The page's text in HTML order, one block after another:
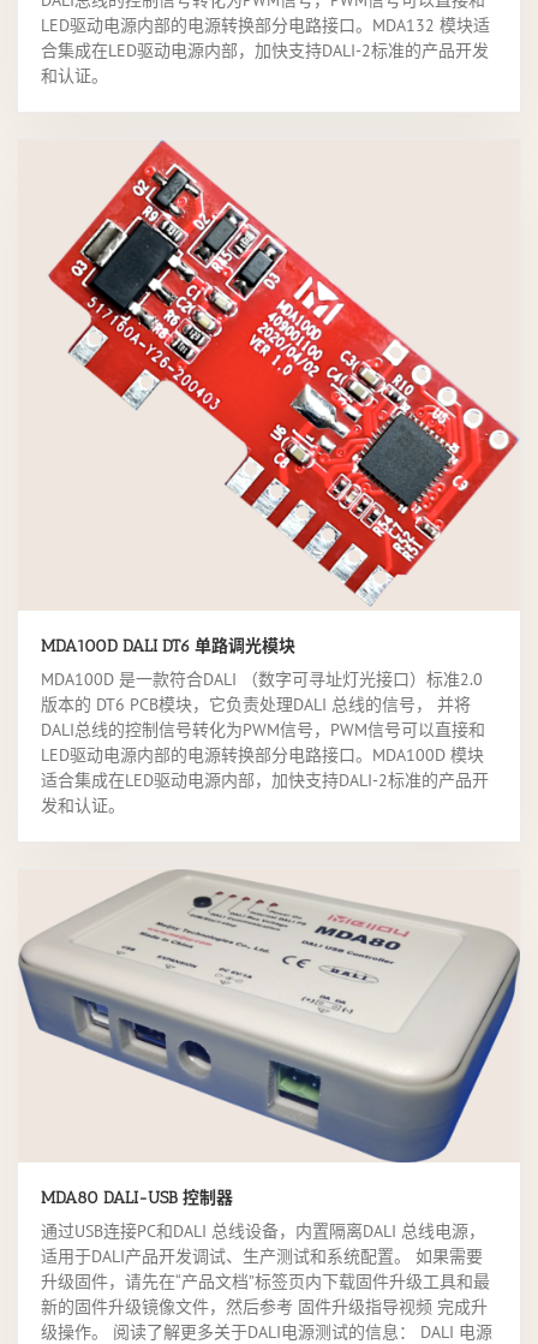
LED驱动电源内部的电源转换部分电路接口。MDA132 模块适
合集成在LED驱动电源内部，加快支持DALI-2标准的产品开发
和认证。
MDA100D DALI DT6 单路调光模块
MDA100D 是一款符合DALI （数字可寻址灯光接口）标准2.0
版本的 DT6 PCB模块，它负责处理DALI 总线的信号， 并将
DALI总线的控制信号转化为PWM信号，PWM信号可以直接和
LED驱动电源内部的电源转换部分电路接口。MDA100D 模块
适合集成在LED驱动电源内部，加快支持DALI-2标准的产品开
发和认证。
MDA80 DALI-USB 控制器
通过USB连接PC和DALI 总线设备，内置隔离DALI 总线电源，
适用于DALI产品开发调试、生产测试和系统配置。 如果需要
升级固件，请先在“产品文档”标签页内下载固件升级工具和最
新的固件升级镜像文件，然后参考 固件升级指导视频 完成升
级操作。 阅读了解更多关于DALI电源测试的信息： DALI 电源